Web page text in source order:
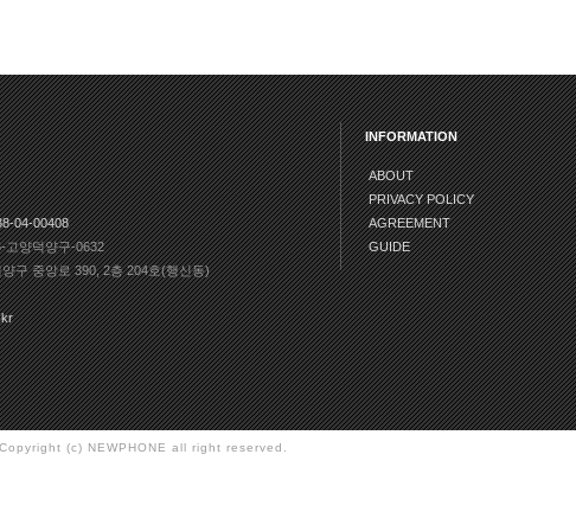
04-00408
고양덕양구-0632
구 중앙로 390, 2층 204호(행신동)
INFORMATION
ABOUT
PRIVACY POLICY
AGREEMENT
GUIDE
Copyright (c) NEWPHONE all right reserved.